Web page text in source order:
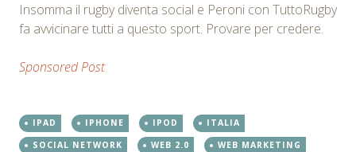
Insomma il rugby diventa social e Peroni con TuttoRugby
fa avvicinare tutti a questo sport. Provare per credere.
Sponsored Post
IPAD IPHONE IPOD
ITALIA
SOCIAL NETWORK
WEB 2.0 WEB MARKETING